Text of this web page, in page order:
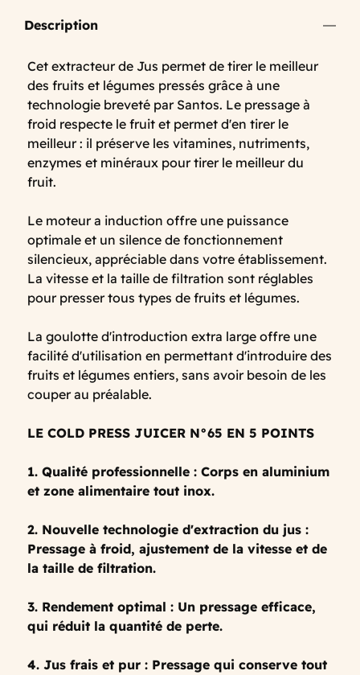
Description
Cet extracteur de Jus permet de tirer le meilleur
des fruits et légumes pressés grâce à une
technologie breveté par Santos. Le pressage à
froid respecte le fruit et permet d'en tirer le
meilleur : il préserve les vitamines, nutriments,
enzymes et minéraux pour tirer le meilleur du
fruit.
Le moteur a induction offre une puissance
optimale et un silence de fonctionnement
silencieux, appréciable dans votre établissement.
La vitesse et la taille de filtration sont réglables
pour presser tous types de fruits et légumes.
La goulotte d'introduction extra large offre une
facilité d'utilisation en permettant d'introduire des
fruits et légumes entiers, sans avoir besoin de les
couper au préalable.
LE COLD PRESS JUICER N°65 EN 5 POINTS
1. Qualité professionnelle : Corps en aluminium
et zone alimentaire tout inox.
2. Nouvelle technologie d'extraction du jus :
Pressage à froid, ajustement de la vitesse et de
la taille de filtration.
3. Rendement optimal : Un pressage efficace,
qui réduit la quantité de perte.
4. Jus frais et pur : Pressage qui conserve tout